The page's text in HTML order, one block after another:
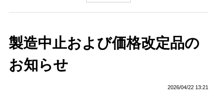
製造中止および価格改定品の
お知らせ
2026/04/22 13:21